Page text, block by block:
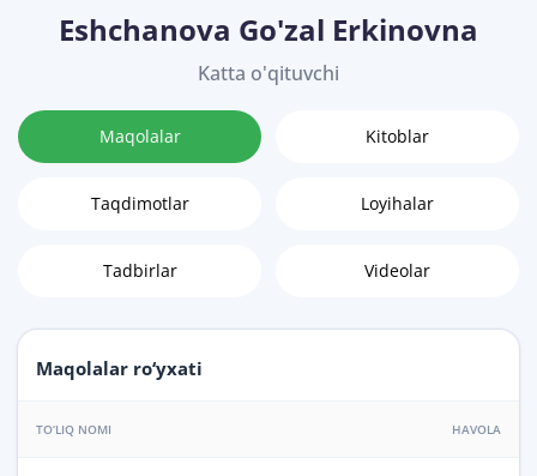
Eshchanova Go'zal Erkinovna
Katta o'qituvchi
Maqolalar Kitoblar
Taqdimotlar Loyihalar
Tadbirlar Videolar
Maqolalar ro‘yxati
TO‘LIQ NOMI HAVOLA